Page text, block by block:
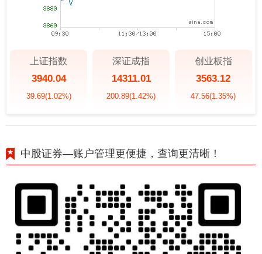
上证指数
3940.04
39.69(1.02%)
深证成指
14311.01
200.89(1.42%)
创业板指
3563.12
47.56(1.35%)
中股证券—账户管理更便捷，查询更清晰！